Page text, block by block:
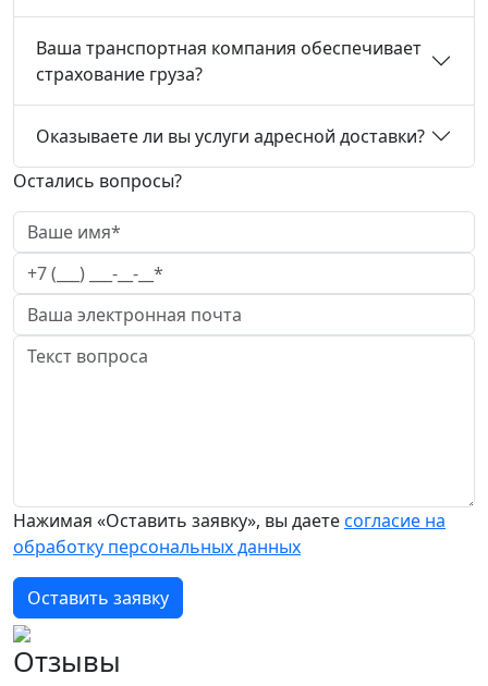
Ваша транспортная компания обеспечивает
страхование груза?
Оказываете ли вы услуги адресной доставки?
Остались вопросы?
Нажимая «Оставить заявку», вы даетесогласие на
обработку персональных данных
Оставить заявку
Отзывы